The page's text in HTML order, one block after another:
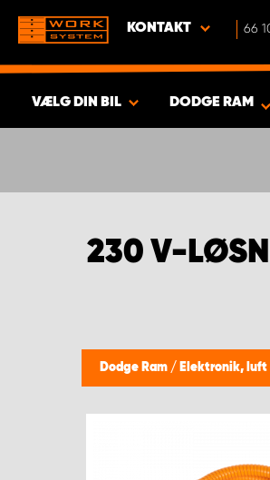
KONTAKT 66
VÆLG DIN BIL DODGE RAM
230 V-
Dodge Ram / Elektronik,